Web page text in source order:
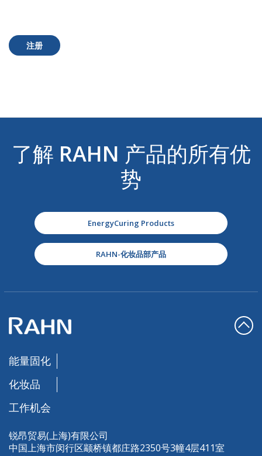
注册
了解 RAHN 产品的所有优
势
EnergyCuring Products
RAHN-化妆品部产品
锐昂贸易(上海)有限公司
中国上海市闵行区颛桥镇都庄路2350号3幢4层411室
能量固化
化妆品
工作机会